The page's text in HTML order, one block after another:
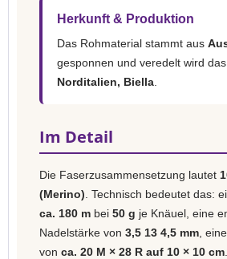
Herkunft & Produktion
Das Rohmaterial stammt aus
gesponnen und veredelt wird
Norditalien, Biella
Im Detail
Die Faserzusammensetzung lautet
(Merino) . Technisch bedeutet das:
ca. 180 m bei 50 g je Knäuel, eine
Nadelstärke von 3,5 13 4,5 mm ,
von ca. 20 M × 28 R auf 10 × 10 cm